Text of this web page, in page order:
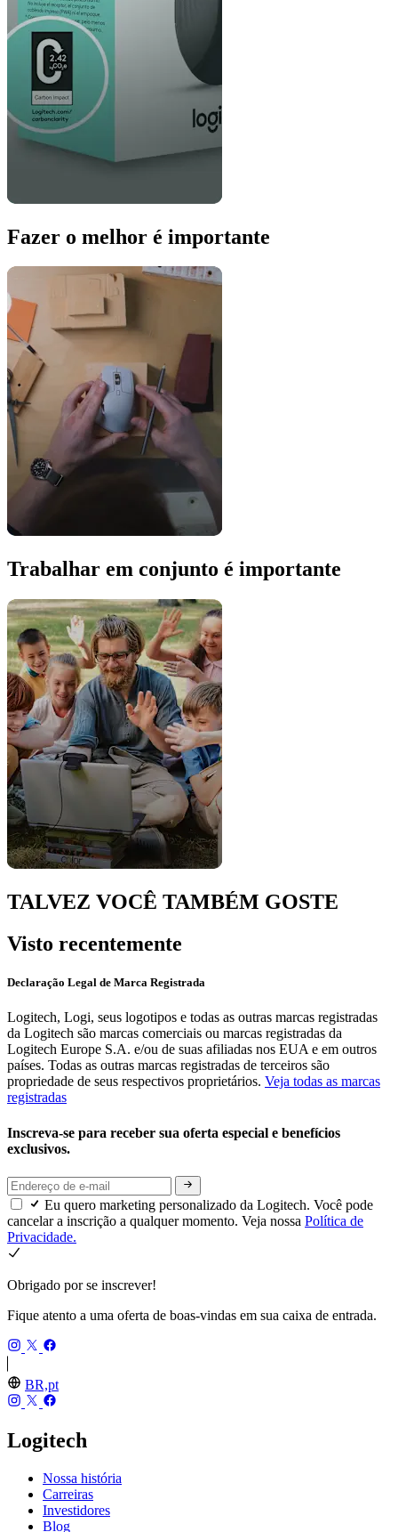
Fazer o melhor é importante
Trabalhar em conjunto é importante
TALVEZ VOCÊ TAMBÉM GOSTE
Visto recentemente
Declaração Legal de Marca Registrada
Logitech, Logi, seus logotipos e todas as outras marcas registradas
da Logitech são marcas comerciais ou marcas registradas da
Logitech Europe S.A. e/ou de suas afiliadas nos EUA e em outros
países. Todas as outras marcas registradas de terceiros são
propriedade de seus respectivos proprietários. Veja todas as marcas
registradas
Inscreva-se para receber sua oferta especial e benefícios
exclusivos.
Eu quero marketing personalizado da Logitech. Você pode
cancelar a inscrição a qualquer momento. Veja nossa Política de
Privacidade.
Obrigado por se inscrever!
Fique atento a uma oferta de boas-vindas em sua caixa de entrada.
BR,pt
Logitech
Nossa história
Carreiras
Investidores
Blog